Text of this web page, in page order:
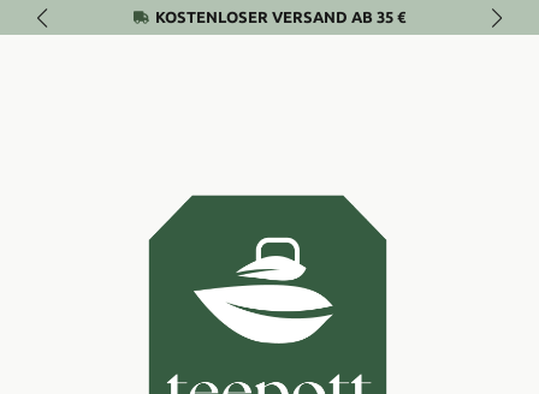
Zum Hauptinhalt springenKOSTENLOSER VERSAND AB 35 €